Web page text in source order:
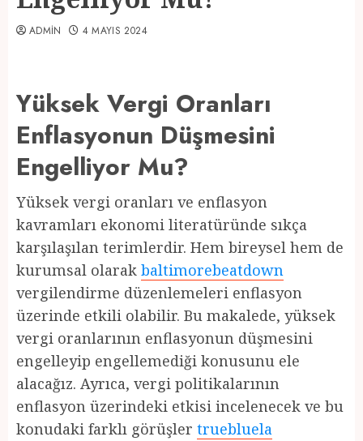
ADMIN 4 MAYIS 2024
Yüksek Vergi Oranları
Enflasyonun Düşmesini
Engelliyor Mu?
Yüksek vergi oranları ve enflasyon
kavramları ekonomi literatüründe sıkça
karşılaşılan terimlerdir. Hem bireysel hem de
kurumsal olarak baltimorebeatdown
vergilendirme düzenlemeleri enflasyon
üzerinde etkili olabilir. Bu makalede, yüksek
vergi oranlarının enflasyonun düşmesini
engelleyip engellemediği konusunu ele
alacağız. Ayrıca, vergi politikalarının
enflasyon üzerindeki etkisi incelenecek ve bu
konudaki farklı görüşler truebluela